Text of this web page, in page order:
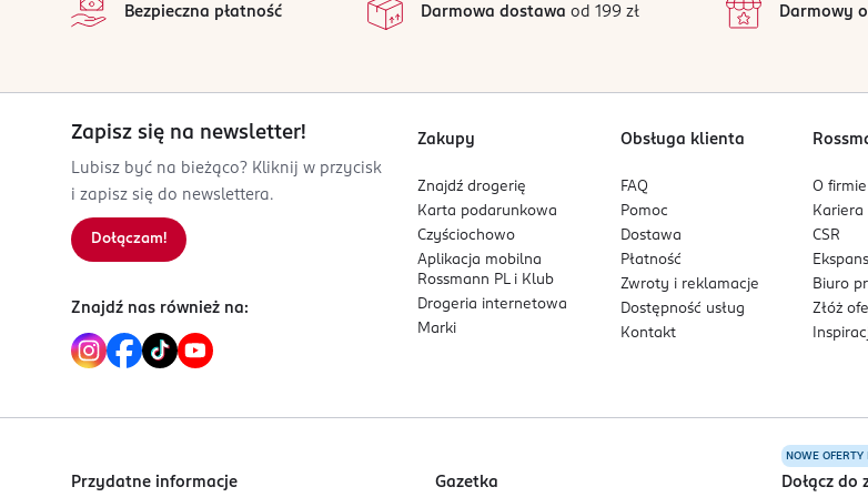
Alcon Polska sp. z o.o.
0 300652 356037
1
Bezpieczna płatność Darmowa dostawa od 199 zł Darmowy
Zapisz się na newsletter!
Lubisz być na bieżąco? Kliknij w przycisk
i zapisz się do newslettera.
Dołączam!
Znajdź nas również na:
Zakupy
Znajdź drogerię
Karta podarunkowa
Czyściochowo
Aplikacja mobilna
Rossmann PL i Klub
Drogeria internetowa
Marki
Obsługa klienta
FAQ
Pomoc
Dostawa
Płatność
Zwroty i reklamacje
Dostępność usług
Kontakt
O firmie
Kariera
CSR
Biuro
Złóż
Przydatne informacje Gazetka
NOWE OFERTY
Dołącz do